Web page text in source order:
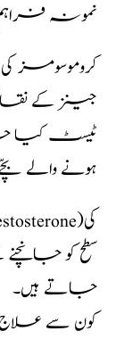
نمونہ فراہم
جینز کے
ٹیسٹ کیا
ہونے والے
سطح کو
جاتے ہیں۔
کون سے